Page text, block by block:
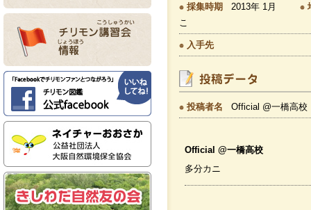
採集時期 2013年 1月
こ
入手先
投稿者名 Official @一橋高校
Official @一橋高校
多分カニ